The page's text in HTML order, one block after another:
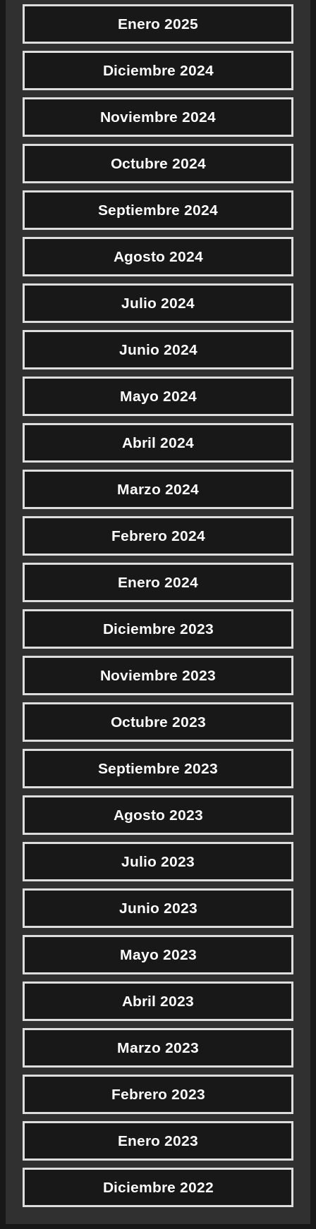
Enero 2025
Diciembre 2024
Noviembre 2024
Octubre 2024
Septiembre 2024
Agosto 2024
Julio 2024
Junio 2024
Mayo 2024
Abril 2024
Marzo 2024
Febrero 2024
Enero 2024
Diciembre 2023
Noviembre 2023
Octubre 2023
Septiembre 2023
Agosto 2023
Julio 2023
Junio 2023
Mayo 2023
Abril 2023
Marzo 2023
Febrero 2023
Enero 2023
Diciembre 2022